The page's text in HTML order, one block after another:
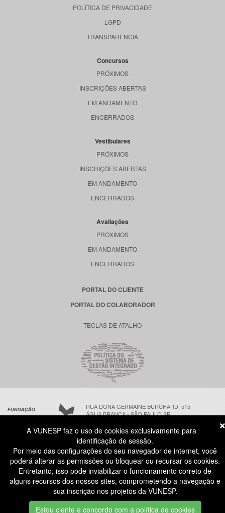
POLÍTICA DE PRIVACIDADE
LGPD
TRANSPARÊNCIA
Concursos
PRÓXIMOS
INSCRIÇÕES ABERTAS
EM ANDAMENTO
ENCERRADOS
Vestibulares
PRÓXIMOS
INSCRIÇÕES ABERTAS
EM ANDAMENTO
ENCERRADOS
Avaliações
PRÓXIMOS
EM ANDAMENTO
ENCERRADOS
PORTAL DO CLIENTE
PORTAL DO COLABORADOR
TECLAS DE ATALHO
RUA DONA GERMAINE BURCHARD, 515
ÁGUA BRANCA - SÃO PAULO SP
ATENDIMENTO AO CANDIDATO
(NÃO HÁ ATENDIMENTO PRESENCIAL) 11 3874-6300
DIAS ÚTEISdas 8h às 18h
COPYRIGHT® | TODOS OS DIREITOS RESERVADOS A FUNDAÇÃO VUNESP. | V 2026.08.04-1
IDENTIDADE VISUAL | DESENVOLVIMENTO FUNDAÇÃO VUNESP
A VUNESP faz o uso de cookies exclusivamente para
identificação de sessão.
Por meio das configurações do seu navegador de internet, você
poderá alterar as permissões ou bloquear ou recursar os cookies.
Entretanto, isso pode inviabilizar o funcionamento correto de
alguns recursos dos nossos sites, comprometendo a navegação e
sua inscrição nos projetos da VUNESP.
Estou ciente e concordo com a política de cookies